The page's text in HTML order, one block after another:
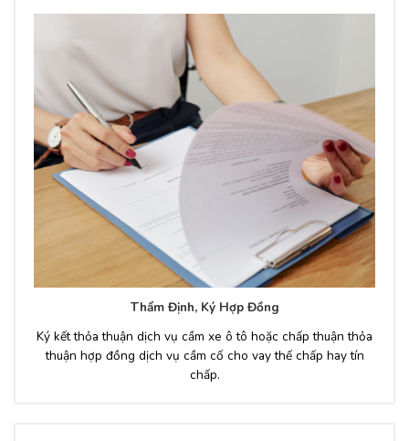
Thẩm Định, Ký Hợp Đồng
Ký kết thỏa thuận dịch vụ cầm xe ô tô hoặc chấp thuận thỏa
thuận hợp đồng dịch vụ cầm cố cho vay thế chấp hay tín
chấp.